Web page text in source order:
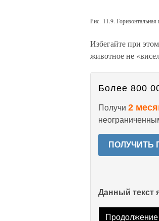
Рис. 11.9. Горизонтальная
Избегайте при
животное не
Более 800
Получи 2
ПОЛУЧИТЬ
Данный текст
Продолжение